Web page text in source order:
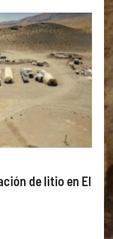
de litio en El